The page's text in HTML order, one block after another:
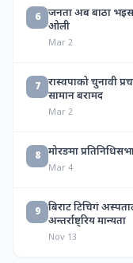
6
जनता अब बाठा
ओली
Mar 2
7
रास्वपाको चुनावी
सामान बरामद
Mar 2
8 मोरङमा
Mar 4
9
बिराट टिचिगं अस्पताल अन्तर्गत रहेको विराट क्यान्सर
अन्तर्राष्ट्रिय मान्यता
Nov 13